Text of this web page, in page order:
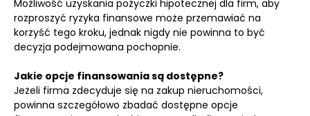
Możliwość uzyskania pożyczki hipotecznej dla firm, aby
rozproszyć ryzyka finansowe może przemawiać na
korzyść tego kroku, jednak nigdy nie powinna to być
decyzja podejmowana pochopnie.
Jakie opcje finansowania są dostępne?
Jeżeli firma zdecyduje się na zakup nieruchomości,
powinna szczegółowo zbadać dostępne opcje